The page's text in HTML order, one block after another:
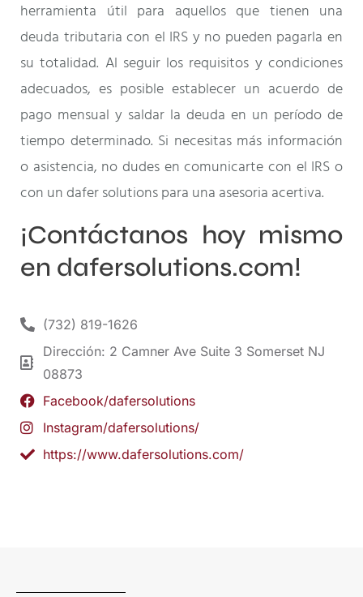
herramienta útil para aquellos que tienen una
deuda tributaria con el IRS y no pueden pagarla en
su totalidad. Al seguir los requisitos y condiciones
adecuados, es posible establecer un acuerdo de
pago mensual y saldar la deuda en un período de
tiempo determinado. Si necesitas más información
o asistencia, no dudes en comunicarte con el IRS o
con un dafer solutions para una asesoria acertiva.
¡Contáctanos hoy mismo
en dafersolutions.com!
(732) 819-1626
Dirección: 2 Camner Ave Suite 3 Somerset NJ
08873
Facebook/dafersolutions
Instagram/dafersolutions/
https://www.dafersolutions.com/